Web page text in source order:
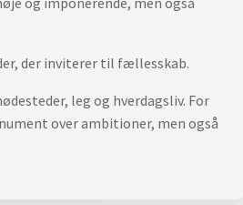
der inviterer til fællesskab.
leg og hverdagsliv. For
over ambitioner, men også